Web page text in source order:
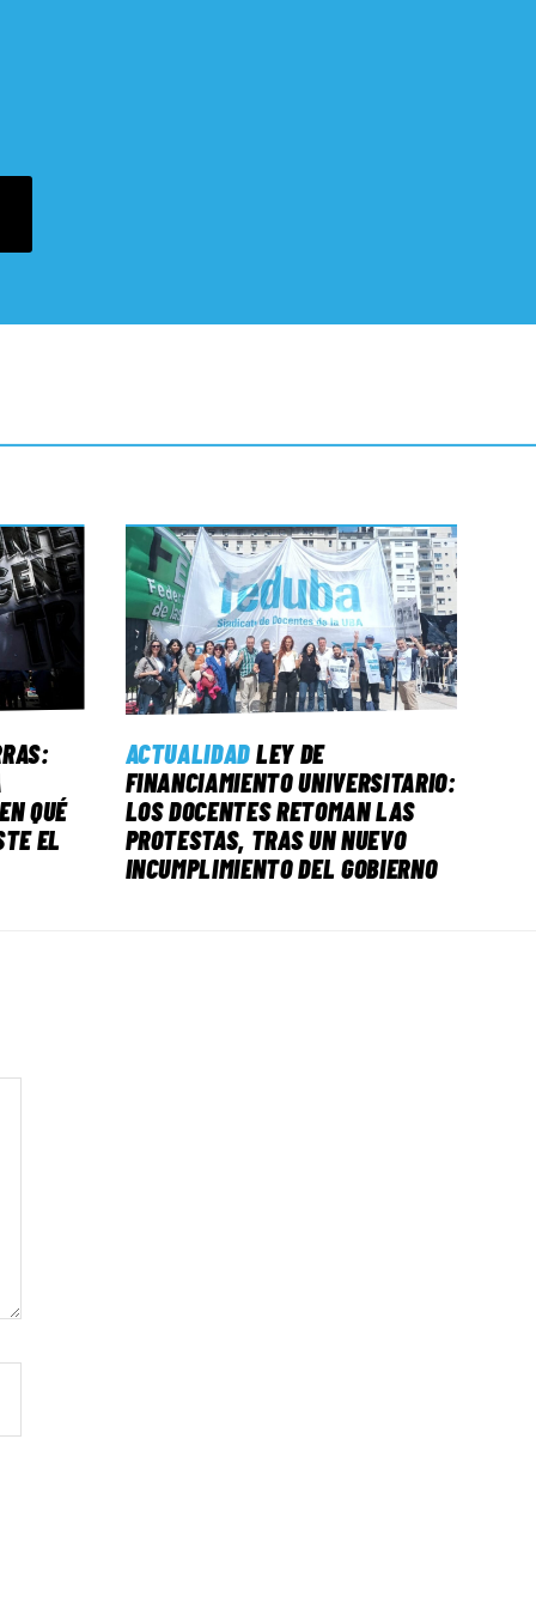
QUÉ
EL
ACTUALIDADLEY DE
FINANCIAMIENTO UNIVERSITARIO:
LOS DOCENTES RETOMAN LAS
PROTESTAS, TRAS UN NUEVO
INCUMPLIMIENTO DEL GOBIERNO